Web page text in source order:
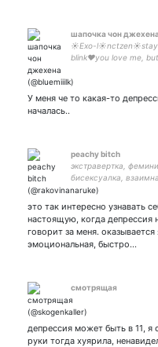
шапочка чон
☀️Exo-
blink❤️you love me,
лайн в сердце❤️
У меня че то какая-то
началась..
peachy bitch
экстравертка,
бисексуалка,
интересными. на этом
жизнью и смертью
интересно что
это так интересно узнавать
настоящую, когда депрессия
говорит за меня. оказывается
эмоциональная, быстро…
смотрящая
депрессия может быть в 11, я
руки тогда хуярила,